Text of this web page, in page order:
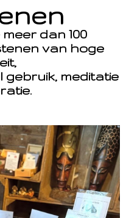
dan 100
van hoge
meditatie